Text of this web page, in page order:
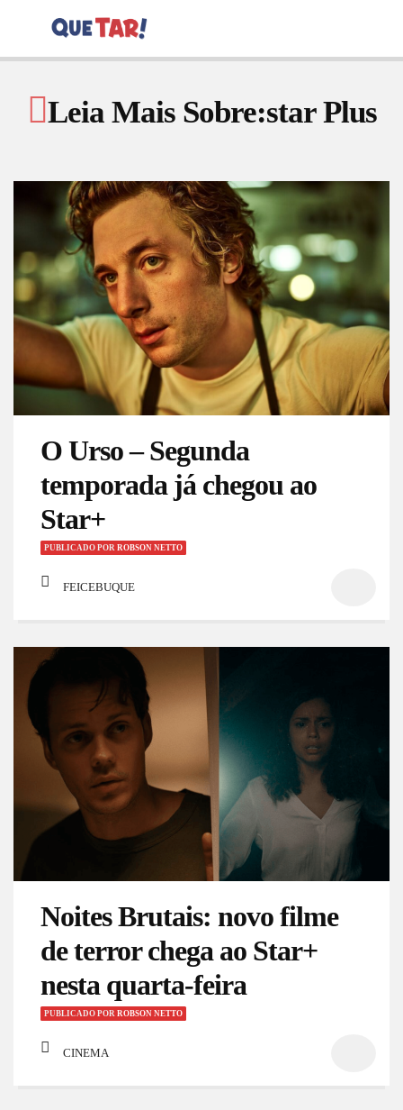
Leia Mais Sobre:star Plus
O Urso – Segunda
temporada já chegou ao
Star+
PUBLICADO POR ROBSON NETTO
FEICEBUQUE
Noites Brutais: novo filme
de terror chega ao Star+
nesta quarta-feira
PUBLICADO POR ROBSON NETTO
CINEMA